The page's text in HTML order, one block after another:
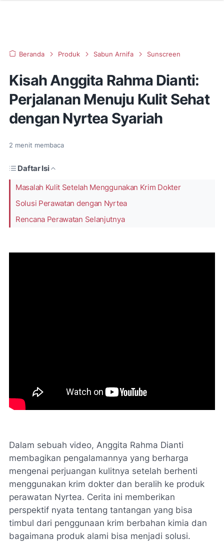
Beranda Produk Sabun Arnifa Sunscreen
Kisah Anggita Rahma Dianti:
Perjalanan Menuju Kulit Sehat
dengan Nyrtea Syariah
2 menit membaca
Daftar Isi
Masalah Kulit Setelah Menggunakan Krim Dokter
Solusi Perawatan dengan Nyrtea
Rencana Perawatan Selanjutnya
Dalam sebuah video, Anggita Rahma Dianti
membagikan pengalamannya yang berharga
mengenai perjuangan kulitnya setelah berhenti
menggunakan krim dokter dan beralih ke produk
perawatan Nyrtea. Cerita ini memberikan
perspektif nyata tentang tantangan yang bisa
timbul dari penggunaan krim berbahan kimia dan
bagaimana produk alami bisa menjadi solusi.